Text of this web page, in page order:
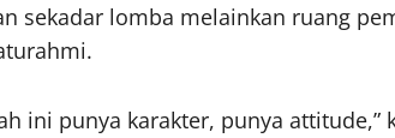
sekadar lomba melainkan ruang
ini punya karakter, punya attitude,”